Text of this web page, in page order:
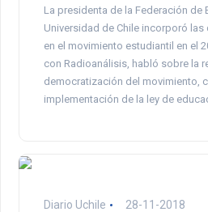
La presidenta de la Federación de
Universidad de Chile incorporó
en el movimiento estudiantil en el
con Radioanálisis, habló sobre la
democratización del movimiento,
implementación de la ley de
Diario Uchile 28-11-2018